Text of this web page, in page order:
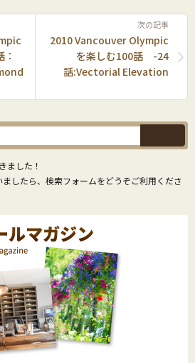
次の記事
2010 Vancouver Olympic
を楽しむ100話 -24
話:Vectorial Elevation
ました！
したら、検索フォームをどうぞご利用くださ